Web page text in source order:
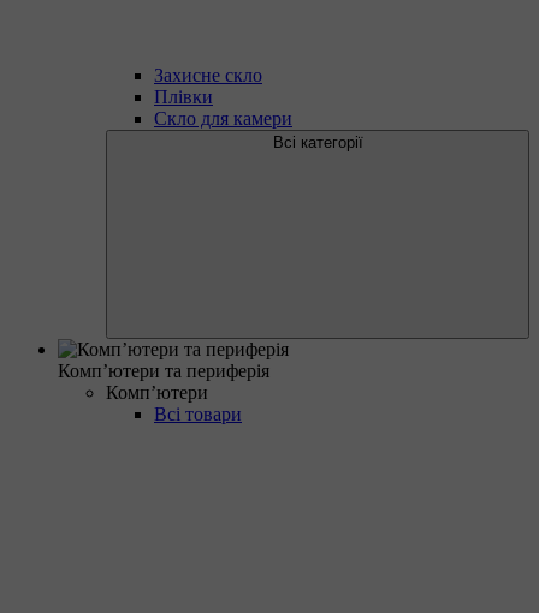
Захисне скло
Плівки
Скло для камери
Всі категорії
Комп’ютери та периферія
Комп’ютери
Всі товари